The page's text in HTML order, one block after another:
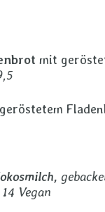
mit
Vegan